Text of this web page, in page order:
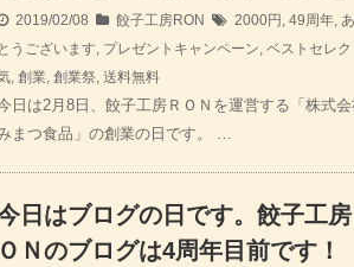
2019/02/08 餃子工房RON 2000円 , 49周年,
とうございます, プレゼントキャンペーン, ベストセレク
, 創業, 創業祭, 送料無料
日は2月8日、餃子工房ＲＯＮを運営する「株式
まつ食品」の創業の日です。 …
日はブログの日です。餃子工房
ＯＮのブログは4周年目前です！